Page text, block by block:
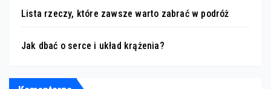
Lista rzeczy, które zawsze warto zabrać w podróż
Jak dbać o serce i układ krążenia?